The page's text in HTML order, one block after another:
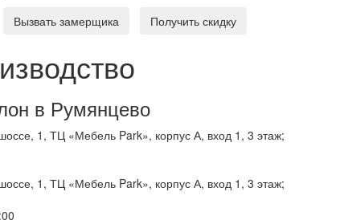
Вызвать замерщика Получить скидку
в Румянцево
1, ТЦ «Мебель Park», корпус А, вход 1, 3 этаж;
1, ТЦ «Мебель Park», корпус А, вход 1, 3 этаж;